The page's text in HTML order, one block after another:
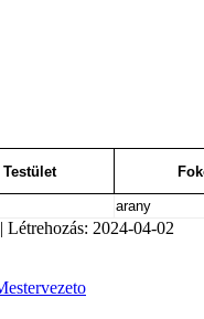
Testület
arany
2024-04-02